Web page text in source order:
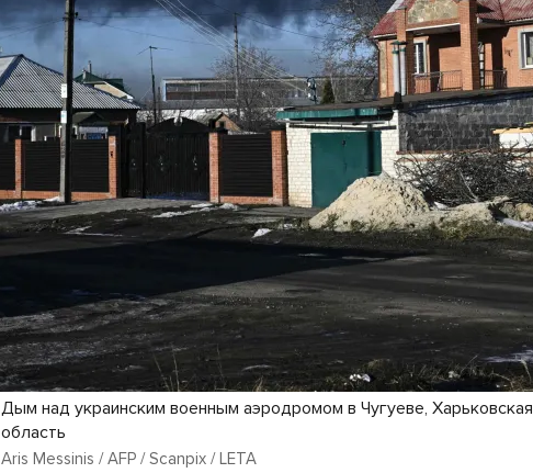
Дым над украинским военным аэродромом в Чугуеве, Харьковская
область
Aris Messinis / AFP / Scanpix / LETA